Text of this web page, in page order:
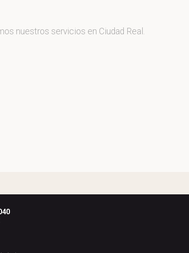
nuestros servicios en Ciudad Real.